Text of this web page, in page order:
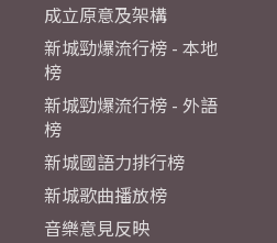
成立原意及架構
新城勁爆流行榜 - 本地
榜
新城勁爆流行榜 - 外語
榜
新城國語力排行榜
新城歌曲播放榜
音樂意見反映